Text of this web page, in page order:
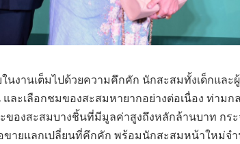
นงานเต็มไปด้วยความคึกคัก นักสะสมทั้งเด็กและ
ละเลือกชมของสะสมหายากอย่างต่อเนื่อง ท่ามก
ของสะสมบางชิ้นที่มีมูลค่าสูงถึงหลักล้านบาท กร
ขายแลกเปลี่ยนที่คึกคัก พร้อมนักสะสมหน้าใหม่จ